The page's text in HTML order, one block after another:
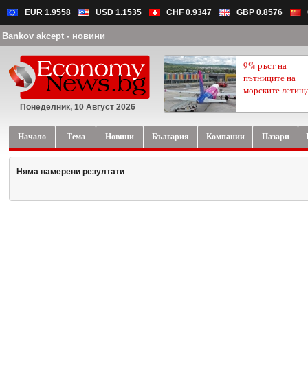
EUR 1.9558 USD 1.1535 CHF 0.9347 GBP 0.8576
Bankov akcept - новини
Понеделник, 10 Август 2026
9% ръст на
пътниците на
морските
Начало Тема Новини България Компании Пазари
Няма намерени резултати